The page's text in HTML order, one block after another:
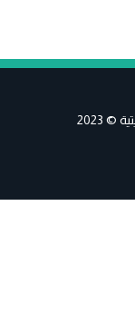
2023